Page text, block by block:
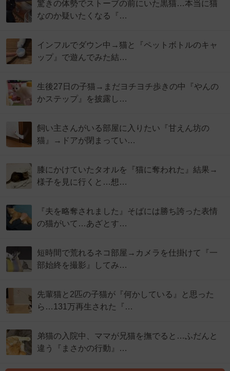
驚きの体勢でストーブの前にいた黒猫…本当に猫
なのか疑いたくなる『…
インフルでダウン中→猫と『ペットボトルのキャ
ップ』で遊んでみた結…
生後27日の子猫→まだヨチヨチ歩きの中『やんの
かステップ』を披露し…
飼い主さんがいる部屋に入りたい『甘えん坊の
猫』→ドアが閉まってい…
膝にかけていたタオルを『猫に奪われた』結果→
様子を見に行くと…想…
『夫を略奪されました』そばには勝ち誇った表情
の猫がいて…あざとす…
短時間で荒れるネコ部屋→カメラを仕掛けて『一
部始終を撮影』してみ…
先輩猫と2匹の子猫が『何かしている』と思った
ら…131万再生された『…
弟猫の入院中、ママが兄猫を撫でると…ふだんと
違う『まさかの行動』…